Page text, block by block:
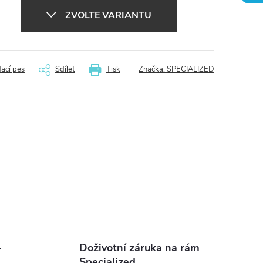
ZVOLTE VARIANTU
Tisk
pes Sdílet Značka:SPECIALIZED
Doživotní záruka na rám